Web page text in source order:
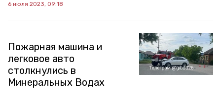
6 июля 2023, 09:18
Пожарная машина и
легковое авто
столкнулись в
Минеральных Водах